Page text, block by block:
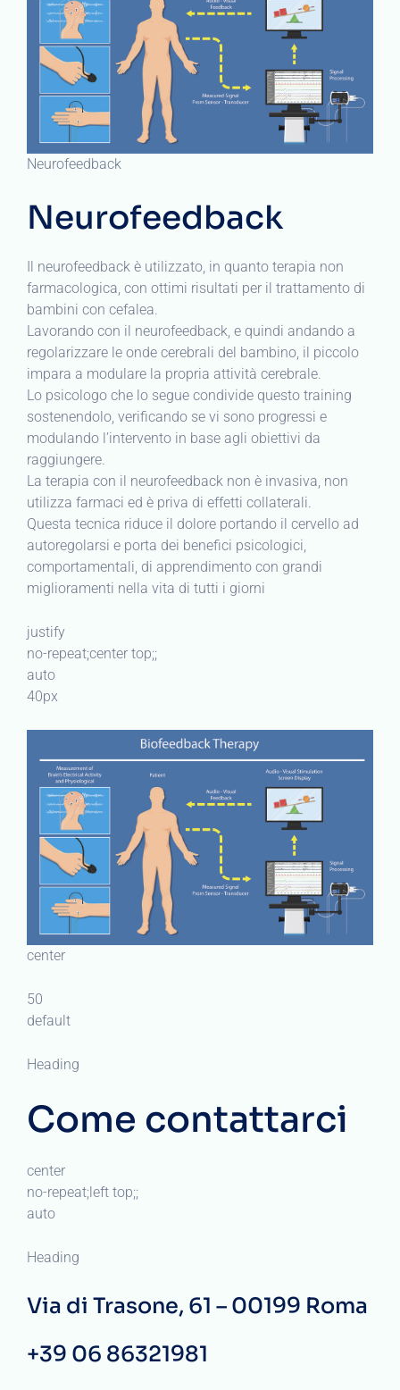
Neurofeedback
Neurofeedback
Il neurofeedback è utilizzato, in quanto terapia non
farmacologica, con ottimi risultati per il trattamento di
bambini con cefalea.
Lavorando con il neurofeedback, e quindi andando a
regolarizzare le onde cerebrali del bambino, il piccolo
impara a modulare la propria attività cerebrale.
Lo psicologo che lo segue condivide questo training
sostenendolo, verificando se vi sono progressi e
modulando l’intervento in base agli obiettivi da
raggiungere.
La terapia con il neurofeedback non è invasiva, non
utilizza farmaci ed è priva di effetti collaterali.
Questa tecnica riduce il dolore portando il cervello ad
autoregolarsi e porta dei benefici psicologici,
comportamentali, di apprendimento con grandi
miglioramenti nella vita di tutti i giorni
justify
no-repeat;center top;;
auto
40px
center
50
default
Heading
Come contattarci
center
no-repeat;left top;;
auto
Heading
Via di Trasone, 61 – 00199 Roma
+39 06 86321981